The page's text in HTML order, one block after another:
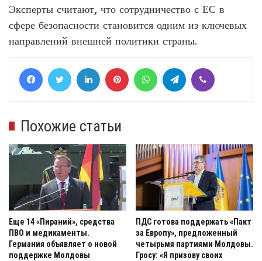
Эксперты считают, что сотрудничество с ЕС в
сфере безопасности становится одним из ключевых
направлений внешней политики страны.
FacebookTwitter LinkedIn Pinterest WhatsAppTelegram
Похожие статьи
Еще 14 «Пираний», средства
ПВО и медикаменты.
Германия объявляет о новой
поддержке Молдовы
ПДС готова поддержать «Пакт
за Европу», предложенный
четырьмя партиями Молдовы.
Гросу: «Я призову своих